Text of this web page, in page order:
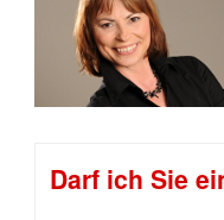
Darf ich Sie